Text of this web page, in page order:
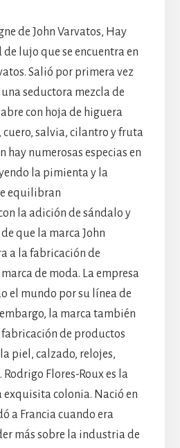
de John Varvatos, Hay
lujo que se encuentra en
Salió por primera vez
seductora mezcla de
abre con hoja de higuera
salvia, cilantro y fruta
hay numerosas especias en
la pimienta y la
equilibran
la adición de sándalo y
que la marca John
a la fabricación de
de moda. La empresa
el mundo por su línea de
la marca también
fabricación de productos
piel, calzado, relojes,
Flores-Roux es la
exquisita colonia. Nació en
a Francia cuando era
más sobre la industria de